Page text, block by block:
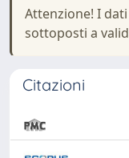
Attenzione! I
sottoposti a
Citazioni